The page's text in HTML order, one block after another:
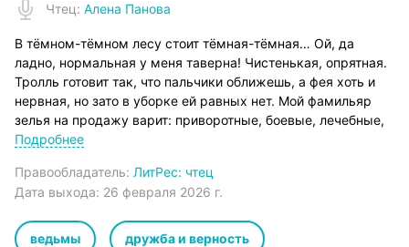
Чтец: Алена Панова
В тёмном-тёмном лесу стоит тёмная-тёмная… Ой, да
ладно, нормальная у меня таверна! Чистенькая, опрятная.
Тролль готовит так, что пальчики оближешь, а фея хоть и
нервная, но зато в уборке ей равных нет. Мой фамильяр
зелья на продажу варит: приворотные, боевые, лечебные,
любые, лишь бы за них платили. Умный он у меня. А я, как
сплетни собираю.И всё у нас было хорошо. Даже отлично.
А потом к нам заселился охотник на ведьм и …свёл меня с
напитков, потому что гномы и таверна, сами понимаете))
Подробнее
Правообладатель: ЛитРес: чтец
Дата выхода: 26 февраля 2026 г.
ведьмы дружба и верность